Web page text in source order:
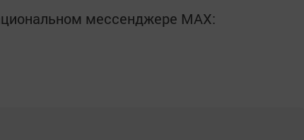
мессенджере MАХ: